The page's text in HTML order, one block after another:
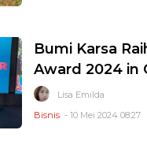
Bumi Karsa
Award 2024 in
Lisa Emilda
Bisnis - 10 Mei 2024 08:27